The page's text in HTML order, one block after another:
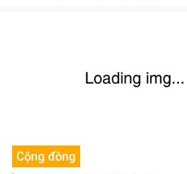
Cộng đồng